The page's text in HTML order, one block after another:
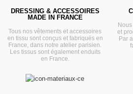
DRESSING & ACCESSOIRES
MADE IN FRANCE
Tous nos vêtements et accessoires
en tissu sont conçus et fabriqués en
France, dans notre atelier parisien.
Les tissus sont également enduits
en France.
et
Par